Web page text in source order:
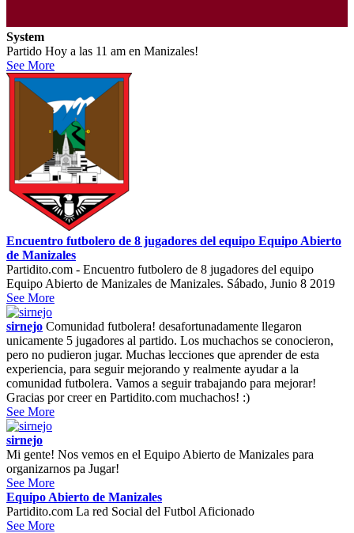
System
Partido Hoy a las 11 am en Manizales!
See More
Encuentro futbolero de 8 jugadores del equipo Equipo Abierto
de Manizales
Partidito.com - Encuentro futbolero de 8 jugadores del equipo
Equipo Abierto de Manizales de Manizales. Sábado, Junio 8 2019
See More
sirnejo Comunidad futbolera! desafortunadamente llegaron
unicamente 5 jugadores al partido. Los muchachos se conocieron,
pero no pudieron jugar. Muchas lecciones que aprender de esta
experiencia, para seguir mejorando y realmente ayudar a la
comunidad futbolera. Vamos a seguir trabajando para mejorar!
Gracias por creer en Partidito.com muchachos! :)
See More
sirnejo
Mi gente! Nos vemos en el Equipo Abierto de Manizales para
organizarnos pa Jugar!
See More
Equipo Abierto de Manizales
Partidito.com La red Social del Futbol Aficionado
See More